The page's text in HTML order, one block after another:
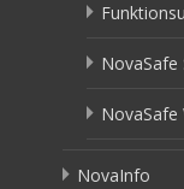
NovaSafe
NovaSafe
NovaInfo